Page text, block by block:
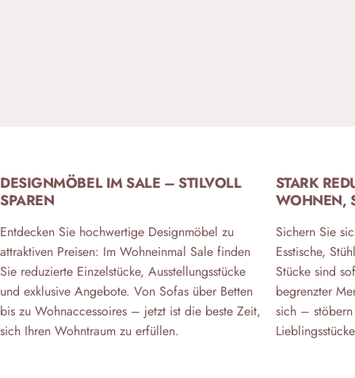
DESIGNMÖBEL IM SALE – STILVOLL
SPAREN
Entdecken Sie hochwertige Designmöbel zu
attraktiven Preisen: Im Wohneinmal Sale finden
Sie reduzierte Einzelstücke, Ausstellungsstücke
und exklusive Angebote. Von Sofas über Betten
bis zu Wohnaccessoires – jetzt ist die beste Zeit,
sich Ihren Wohntraum zu erfüllen.
STARK
WOHNEN,
Sichern Sie
Esstische,
Stücke sind
begrenzter
sich – stöbern